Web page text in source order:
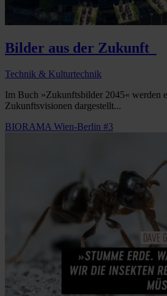
Bilder aus der Zukunft
Technik & Kulturtechnik
Im Buch »Zukunftsbilder 2045« werden
Zukunftsvisionen dargestellt...
BIORAMA Wien-Berlin #3